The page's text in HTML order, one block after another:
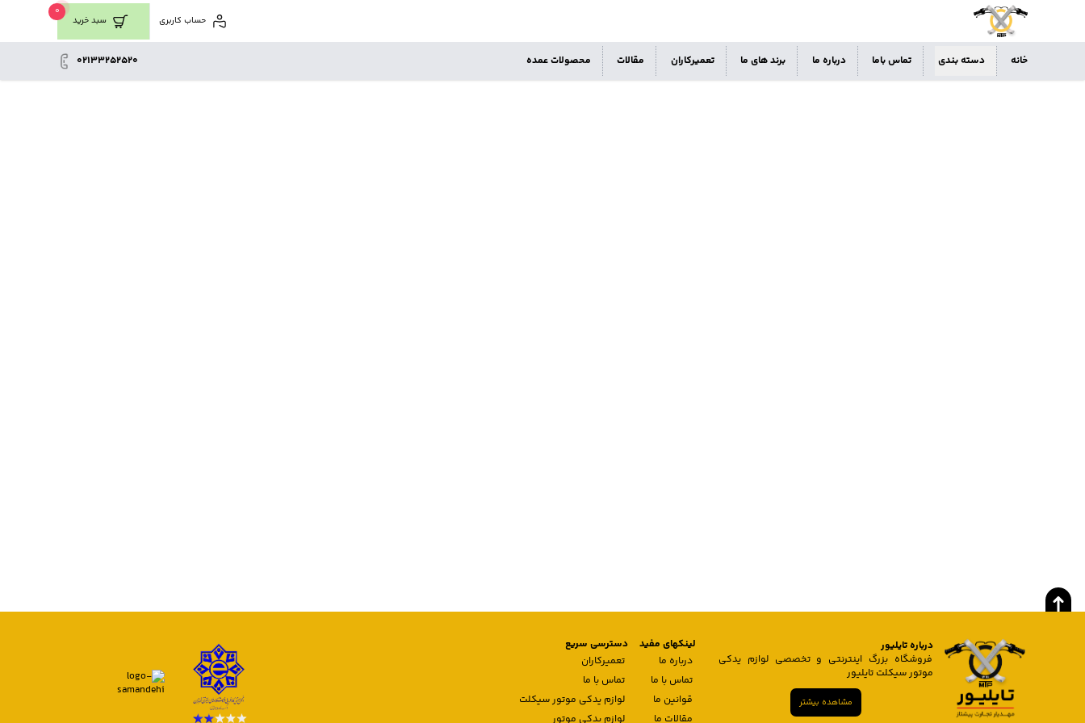
سبد خرید
0
حساب کاربری
خانه دسته بندی تماس باما درباره ما برند های ما تعمیرکاران مقالات محصولات عمده 02133252520
درباره تایلیور
فروشگاه بزرگ اینترنتی و تخصصی لوازم یدکی
موتور سیکلت تایلیور
مشاهده بیشتر
لینکهای مفید
درباره ما
تماس با ما
قوانین ما
مقالات ما
دسترسی سریع
تعمیرکاران
تماس با ما
لوازم یدکی موتور سیکلت
لوازم یدکی موتور